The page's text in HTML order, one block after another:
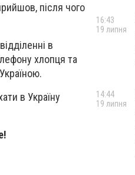
після чого
в
хлопця та
в Україну
16:43
19 липня
14:44
19 липня